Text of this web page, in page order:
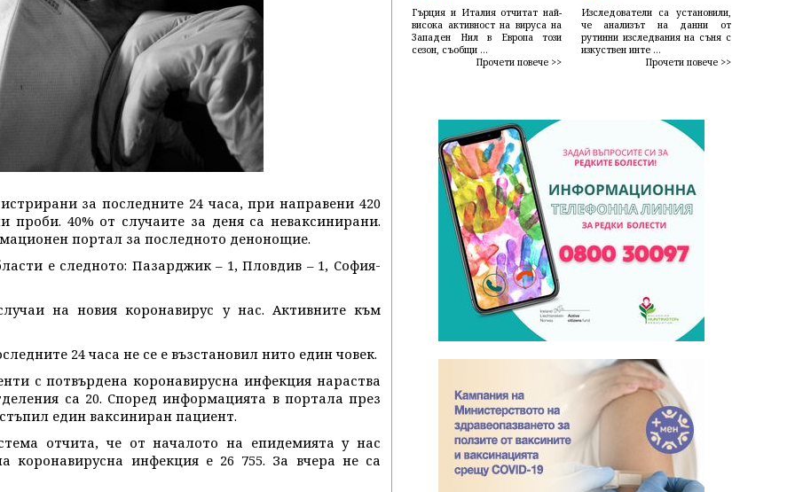
за последните 24 часа, при направени 420
проби. 40% от случаите за деня са неваксинирани.
портал за последното денонощие.
е следното: Пазарджик – 1, Пловдив – 1, София-
на новия коронавирус у нас. Активните към
24 часа не се е възстановил нито един човек.
с потвърдена коронавирусна инфекция нараства
са 20. Според информацията в портала през
един ваксиниран пациент.
отчита, че от началото на епидемията у нас
коронавирусна инфекция е 26 755. За вчера не са
Гърция и Италия отчитат най-
висока активност на вируса на
Западен Нил в Европа този
сезон, съобщи ...
Прочети повече >>
Изследователи са установили,
че анализът на данни от
рутинни изследвания на съня с
изкуствен инте ...
Прочети повече >>